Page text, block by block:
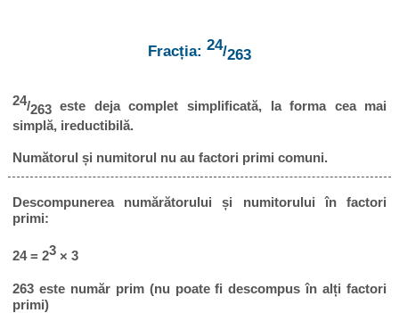
Fracția: 24/263
24/263este deja complet simplificată, la forma cea mai
simplă, ireductibilă.
Numătorul și numitorul nu au factori primi comuni.
Descompunerea numărătorului și numitorului în factori
primi:
24 = 23× 3
263 este număr prim (nu poate fi descompus în alți factori
primi)